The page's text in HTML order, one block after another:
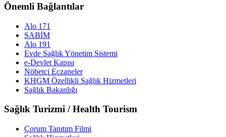
Önemli Bağlantılar
Alo 171
SABİM
Alo 191
Evde Sağlık Yönetim Sistemi
e-Devlet Kapısı
Nöbetçi Eczaneler
KHGM Özellikli Sağlık Hizmetleri
Sağlık Bakanlığı
Sağlık Turizmi / Health Tourism
Çorum Tanıtım Filmi